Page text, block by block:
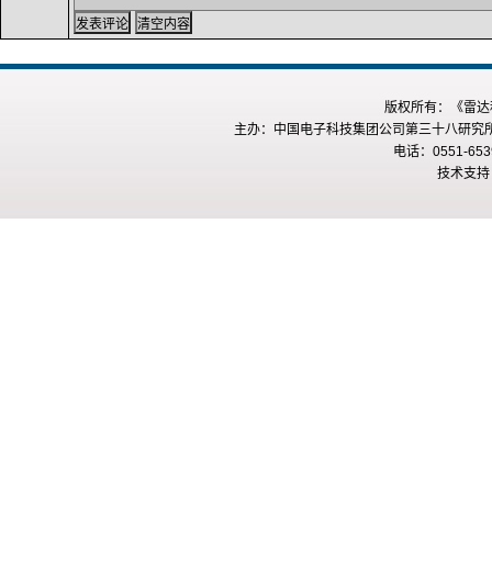
版权所有：《雷
主办：中国电子科技集团公司第三十八研
电话：0551-
技术支